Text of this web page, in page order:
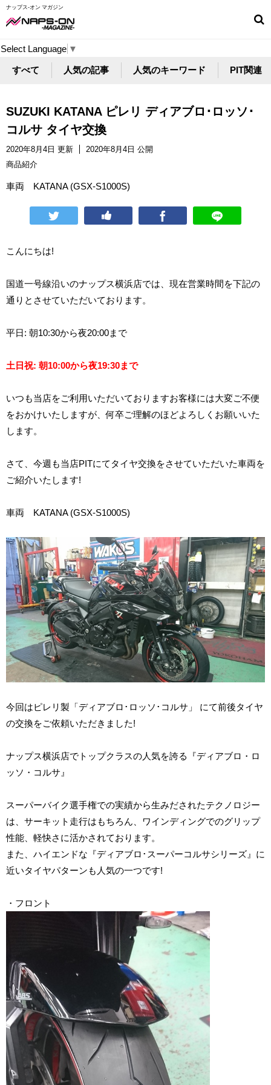
ナップス-オン マガジン
Select Language ▼
すべて 人気の記事 人気のキーワード PIT関連
SUZUKI KATANA ピレリ ディアブロ･ロッソ･
コルサ タイヤ交換
2020年8月4日 更新
2020年8月4日 公開
商品紹介
車両 KATANA (GSX-S1000S)
こんにちは!
国道一号線沿いのナップス横浜店では、現在営業時間を下記の
通りとさせていただいております。
平日: 朝10:30から夜20:00まで
土日祝: 朝10:00から夜19:30まで
いつも当店をご利用いただいておりますお客様には大変ご不便
をおかけいたしますが、何卒ご理解のほどよろしくお願いいた
します。
さて、今週も当店PITにてタイヤ交換をさせていただいた車両を
ご紹介いたします!
車両 KATANA (GSX-S1000S)
今回はピレリ製「ディアブロ･ロッソ･コルサ」 にて前後タイヤ
の交換をご依頼いただきました!
ナップス横浜店でトップクラスの人気を誇る『ディアブロ・ロ
ッソ・コルサ』
スーパーバイク選手権での実績から生みだされたテクノロジー
は、サーキット走行はもちろん、ワインディングでのグリップ
性能、軽快さに活かされております。
また、ハイエンドな『ディアブロ･スーパーコルサシリーズ』に
近いタイヤパターンも人気の一つです!
・フロント